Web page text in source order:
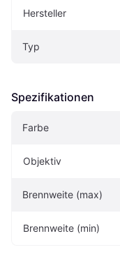
Hersteller
Typ
Spezifikationen
Farbe
Objektiv
Brennweite (max)
Brennweite (min)